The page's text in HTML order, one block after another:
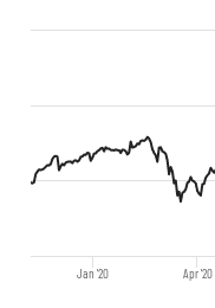
Jan '20 Apr '20